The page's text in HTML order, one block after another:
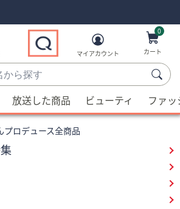
マイアカウント
0
カート
放送した商品 ビューティ ファ
プロデュース全商品